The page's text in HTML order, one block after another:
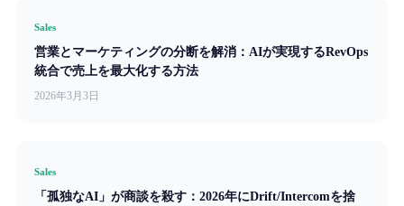
Sales
営業とマーケティングの分断を解消：AIが実現するRevOps
統合で売上を最大化する方法
2026年3月3日
Sales
「孤独なAI」が商談を殺す：2026年にDrift/Intercomを捨